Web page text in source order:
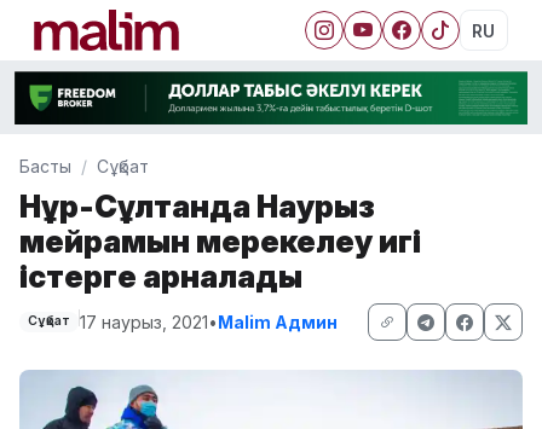
RU
Басты Сұқбат
Нұр-Сұлтанда Наурыз
мейрамын мерекелеу игі
істерге арналады
Сұқбат 17 наурыз, 2021•Malim Админ